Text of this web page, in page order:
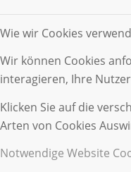
Wie wir Cookies
Wir können Cookies
interagieren, Ihre
Klicken Sie auf die
Arten von Cookies
Notwendige Website